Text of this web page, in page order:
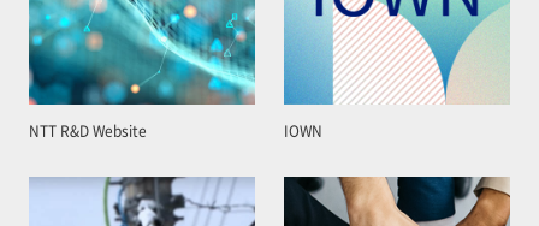
NTT R&D Website IOWN